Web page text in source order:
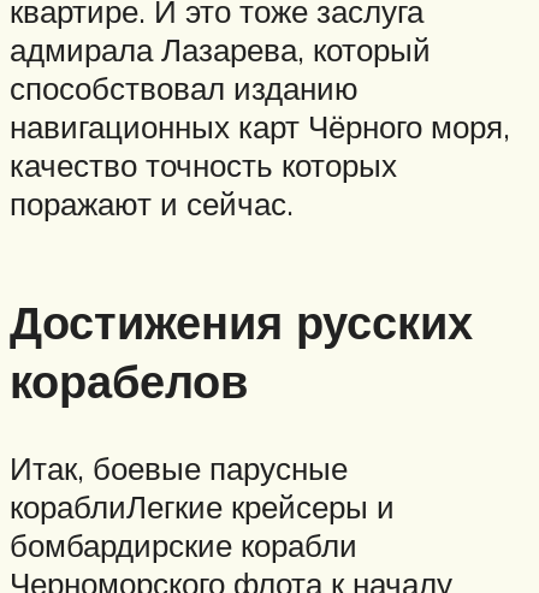
квартире. И это тоже заслуга
адмирала Лазарева, который
способствовал изданию
навигационных карт Чёрного моря,
качество точность которых
поражают и сейчас.
Достижения русских
корабелов
Итак, боевые парусные
кораблиЛегкие крейсеры и
бомбардирские корабли
Черноморского флота к началу